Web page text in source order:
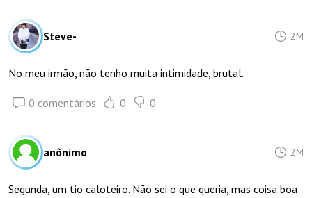
Steve- 2M
No meu irmão, não tenho muita intimidade, brutal.
0 comentários 0 0
anônimo 2M
Segunda, um tio caloteiro. Não sei o que queria, mas coisa boa